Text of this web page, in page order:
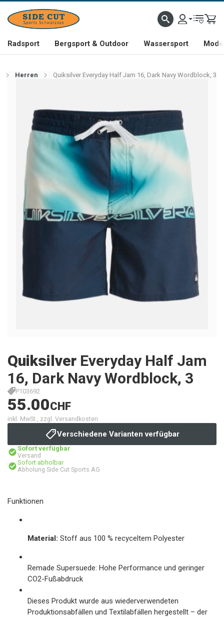
Radsport Bergsport & Outdoor Wassersport
Herren Quiksilver Everyday Half Jam 16, Dark Navy Wordblock, 3
Quiksilver Everyday Half Jam
16, Dark Navy Wordblock, 3
P103692
55.00CHF
inkl. MwSt., zzgl. Versandkosten
Verschiedene Varianten verfügbar
Sofort verfügbar
Versand
Sofort abholbar
Abholung Side Cut Sports AG
Funktionen
Material: Stoff aus 100 % recyceltem Polyester
Remade Supersuede: Hohe Performance und geringer
CO2-Fußabdruck
Dieses Produkt wurde aus wiederverwendeten
Produktionsabfällen und Textilabfällen hergestellt – der